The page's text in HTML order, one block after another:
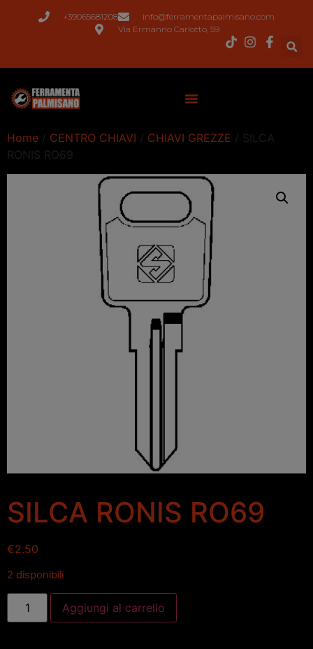
+39065681208
info@ferramentapalmisano.com
Via Ermanno Carlotto, 59
Home / CENTRO CHIAVI / CHIAVI GREZZE / SILCA
RONIS RO69
SILCA RONIS RO69
€2.50
2 disponibili
Aggiungi al carrello